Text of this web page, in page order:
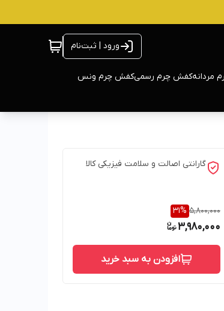
ورود | ثبت‌نام
مردانهکفش چرم رسمیکفش چرم ونس
گارانتی اصالت و سلامت فیزیکی کالا
5,800,000
31%
3,980,000
افزودن به سبد خرید